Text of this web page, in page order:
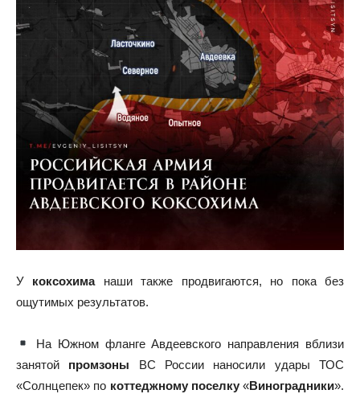
У коксохиманаши также продвигаются, но пока без
ощутимых результатов.
На Южном фланге Авдеевского направления вблизи
занятой промзоны ВС России наносили удары ТОС
«Солнцепек» по коттеджному поселку«Виноградники».